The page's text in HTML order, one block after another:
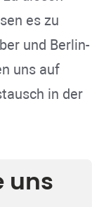
es zu
und Berlin-
uns auf
in der
uns